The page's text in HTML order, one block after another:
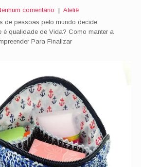
comentário | Ateliê
de pessoas pelo mundo decide
é qualidade de Vida? Como manter a
Para Finalizar